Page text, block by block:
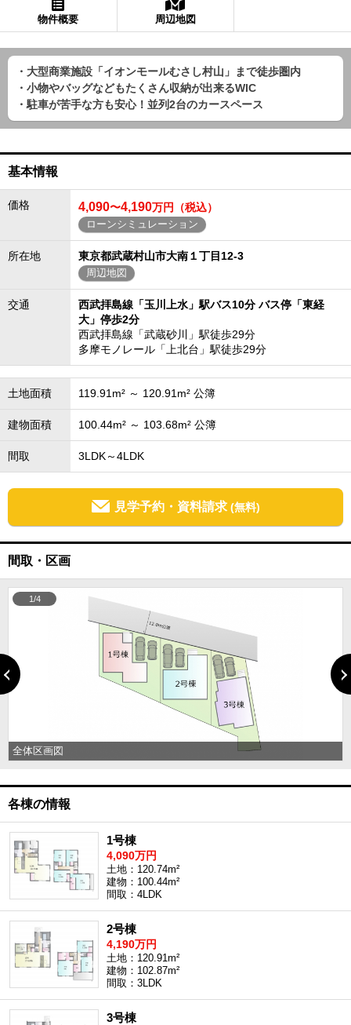
物件概要 周辺地図
・大型商業施設「イオンモールむさし村山」まで徒歩圏内
・小物やバッグなどもたくさん収納が出来るWIC
・駐車が苦手な方も安心！並列2台のカースペース
基本情報
価格 4,090〜4,190万円（税込）
ローンシミュレーション
所在地 東京都武蔵村山市大南１丁目12-3
周辺地図
交通
西武拝島線「玉川上水」駅バス10分 バス停「東経
大」停歩2分
西武拝島線「武蔵砂川」駅徒歩29分
多摩モノレール「上北台」駅徒歩29分
土地面積 119.91m² ～ 120.91m² 公簿
建物面積 100.44m² ～ 103.68m² 公簿
間取 3LDK～4LDK
見学予約・資料請求 (無料)
間取・区画
全体区画図
1/4
各棟の情報
1号棟
4,090万円
土地：120.74m²
建物：100.44m²
間取：4LDK
2号棟
4,190万円
土地：120.91m²
建物：102.87m²
間取：3LDK
3号棟